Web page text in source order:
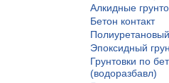
Алкидные
Бетон контакт
Эпоксидный
Грунтовки по
(водоразбавл)